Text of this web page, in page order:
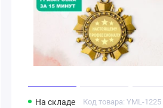
На складе Код товара: YML-1225